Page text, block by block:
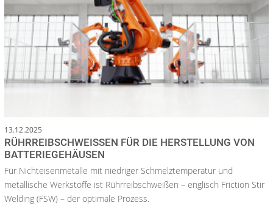
13.12.2025
RÜHRREIBSCHWEISSEN FÜR DIE HERSTELLUNG VON B
ATTERIEGEHÄUSEN
Für Nichteisenmetalle mit niedriger Schmelztemperatur und
metallische Werkstoffe ist Rührreibschweißen – englisch Friction Stir
Welding (FSW) – der optimale Prozess.